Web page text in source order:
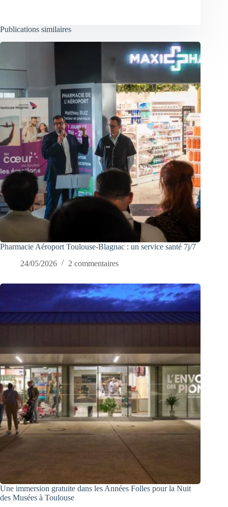
Publications similaires
Pharmacie Aéroport Toulouse-Blagnac : un service santé 7j/7
24/05/2026
2 commentaires
Une immersion gratuite dans les Années Folles pour la Nuit
des Musées à Toulouse